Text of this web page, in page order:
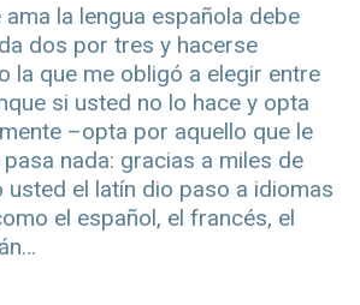
la lengua española debe
dos por tres y hacerse
la que me obligó a elegir entre
si usted no lo hace y opta
­–opta por aquello que le
nada: gracias a miles de
el latín dio paso a idiomas
el español, el francés, el